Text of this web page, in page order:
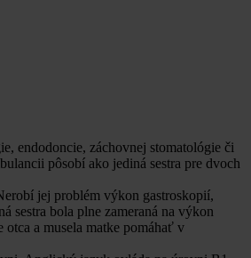
endodoncie, záchovnej stomatológie či
pôsobí ako jediná sestra pre dvoch
jej problém výkon gastroskopií,
sestra bola plne zameraná na výkon
a musela matke pomáhať v